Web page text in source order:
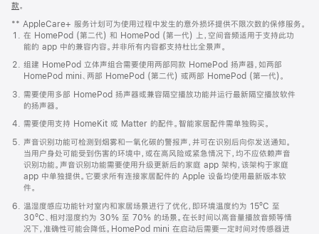
款。
窗
口
中
打
开)
** AppleCare+ 服务计划可为使用过程中发生的意外损坏提供不限次数的保修服务。
在 HomePod (第二代) 和 HomePod (第一代) 上，空间音频适用于支持此功
能的 app 中的兼容内容。并非所有内容都支持杜比全景声。
组建 HomePod 立体声组合需要使用两部同款 HomePod 扬声器，如两部
HomePod mini、两部 HomePod (第二代) 或两部 HomePod (第一代)。
需要使用多部 HomePod 扬声器或兼容隔空播放功能并运行最新隔空播放软件
的扬声器。
需要使用支持 HomeKit 或 Matter 的配件。智能家居配件需单独购买。
声音识别功能可检测到烟雾和一氧化碳的警报声，并可在识别后向你发送通知。
当用户身处可能受到伤害的环境中，或在高风险或紧急情况下，均不应依赖声音
识别功能。声音识别功能需要使用升级更新后的家庭 app 架构，该架构于家庭
app 中单独提供。它要求所有连接家居配件的 Apple 设备均使用最新版本软
件。
温湿度感应功能针对室内和家居场景进行了优化，即环境温度约为 15ºC 至
30ºC、相对湿度约为 30% 至 70% 的场景。在长时间以高音量播放音频等情
况下，准确性可能会降低。HomePod mini 在启动后需要一定时间对传感器进